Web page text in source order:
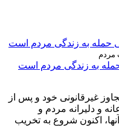
مردم
به زندگی مردم است
غیرقانونی خود و پس از
و دلیرانه مردم و
اکنون شروع به تخریب